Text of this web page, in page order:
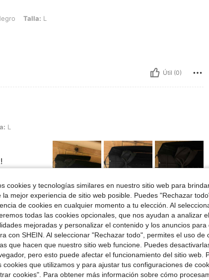
L Talla: L
Útil (0)
L
Útil (2)
Más Reseñas
cookies y tecnologías similares en nuestro sitio web para
la mejor experiencia de sitio web posible. Puedes "Rechazar
de cookies en cualquier momento a tu elección. Al
todas las cookies opcionales, que nos ayudan a analizar
mejoradas y personalizar el contenido y los anuncios
con SHEIN. Al seleccionar "Rechazar todo", permites el uso de
que hacen que nuestro sitio web funcione. Puedes
pero esto puede afectar el funcionamiento del sitio web.
cookies que utilizamos y para ajustar tus configuraciones de
cookies". Para obtener más información sobre cómo